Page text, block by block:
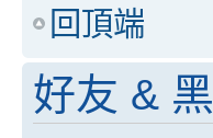
回頂端
好友 &